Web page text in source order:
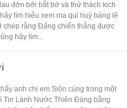
đớn bởi bắt bớ và thử thách kịch
tìm hiểu xem ma quỉ huỷ báng lẽ
chép rằng Đấng chiến thắng được
hãy tìm...
anh chị em Siôn cùng trong một
Tin Lành Nước Thiên Đàng bằng